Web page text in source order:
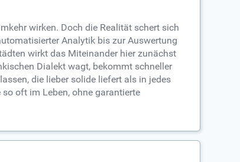
wirken. Doch die Realität schert sich
Analytik bis zur Auswertung
wirkt das Miteinander hier zunächst
Dialekt wagt, bekommt schneller
die lieber solide liefert als in jedes
oft im Leben, ohne garantierte